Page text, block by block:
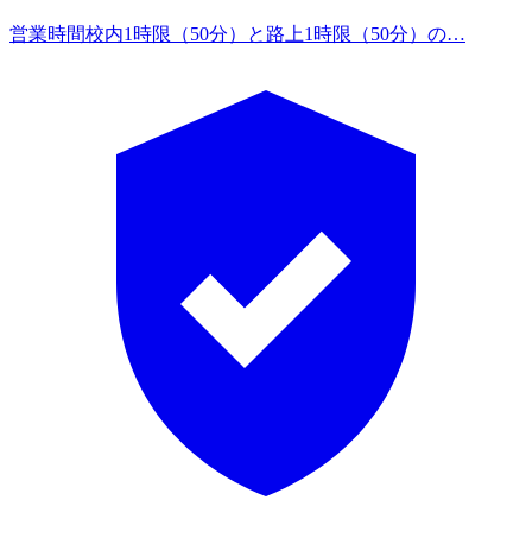
営業時間校内1時限（50分）と路上1時限（50分）の…